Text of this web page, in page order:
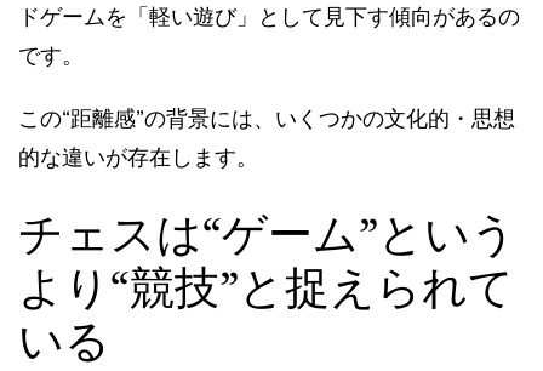
ドゲームを「軽い遊び」として見下す傾向があるの
です。
この“距離感”の背景には、いくつかの文化的・思想
的な違いが存在します。
チェスは“ゲーム”という
より“競技”と捉えられて
いる